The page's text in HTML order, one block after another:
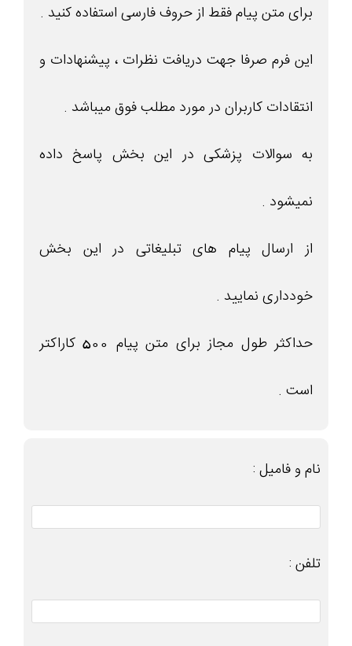
برای متن پیام فقط از حروف فارسی استفاده کنید .
این فرم صرفا جهت دریافت نظرات ، پیشنهادات و
انتقادات کاربران در مورد مطلب فوق میباشد .
به سوالات پزشکی در این بخش پاسخ داده
نمیشود .
از ارسال پیام های تبلیغاتی در این بخش
خودداری نمایید .
حداکثر طول مجاز برای متن پیام 500 کاراکتر
است .
نام و فامیل :
تلفن :